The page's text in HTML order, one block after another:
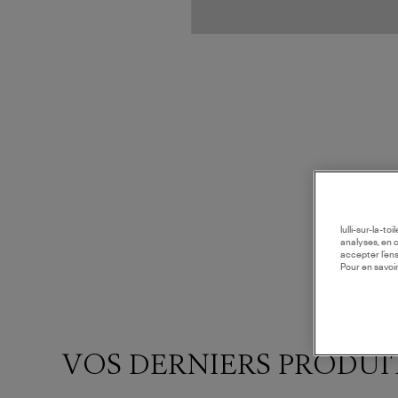
VOS DERNIERS
lulli-sur-la-
analyses, en
accepter
Pour en